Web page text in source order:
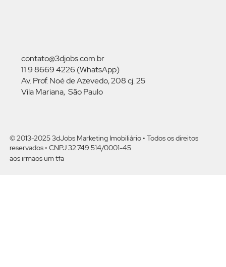
contato@3djobs.com.br
11 9 8669 4226 (WhatsApp)
Av. Prof. Noé de Azevedo, 208 cj. 25
Vila Mariana, São Paulo
© 2013-2025 3dJobs Marketing Imobiliário • Todos os direitos
reservados • CNPJ 32.749.514/0001-45
aos irmaos um tfa